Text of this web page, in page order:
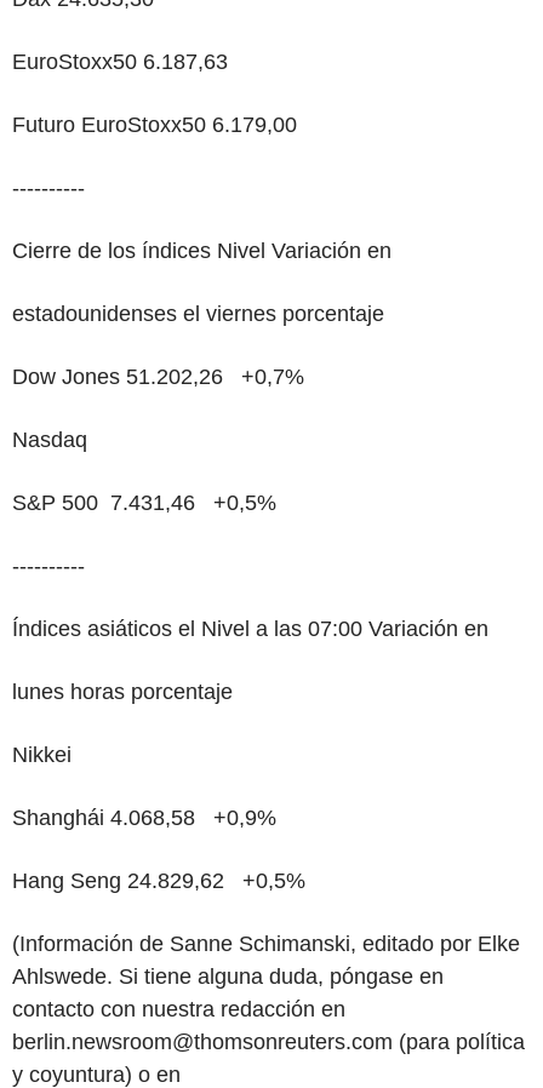
EuroStoxx50 6.187,63
Futuro EuroStoxx50 6.179,00
----------
Cierre de los índices Nivel Variación en
estadounidenses el viernes porcentaje
Dow Jones 51.202,26 +0,7%
Nasdaq
S&P 500 7.431,46 +0,5%
----------
Índices asiáticos el Nivel a las 07:00 Variación en
lunes horas porcentaje
Nikkei
Shanghái 4.068,58 +0,9%
Hang Seng 24.829,62 +0,5%
(Información de Sanne Schimanski, editado por Elke
Ahlswede. Si tiene alguna duda, póngase en
contacto con nuestra redacción en
berlin.newsroom@thomsonreuters.com (para política
y coyuntura) o en